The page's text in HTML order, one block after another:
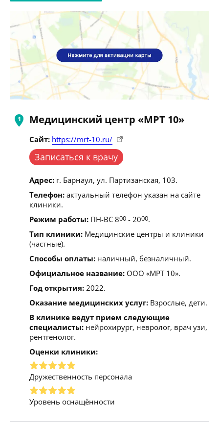
Медицинский центр «МРТ 10»
Сайт: https://mrt-10.ru/
Записаться к врачу
Адрес: г. Барнаул, ул. Партизанская, 103.
Телефон: актуальный телефон указан на сайте
клиники.
Режим работы: ПН-ВС 800 - 2000.
Тип клиники: Медицинские центры и клиники
(частные).
Способы оплаты: наличный, безналичный.
Официальное название: ООО «МРТ 10».
Год открытия: 2022.
Оказание медицинских услуг: Взрослые, дети.
В клинике ведут прием следующие
специалисты: нейрохирург, невролог, врач узи,
рентгенолог.
Оценки клиники:
Дружественность персонала
Уровень оснащённости